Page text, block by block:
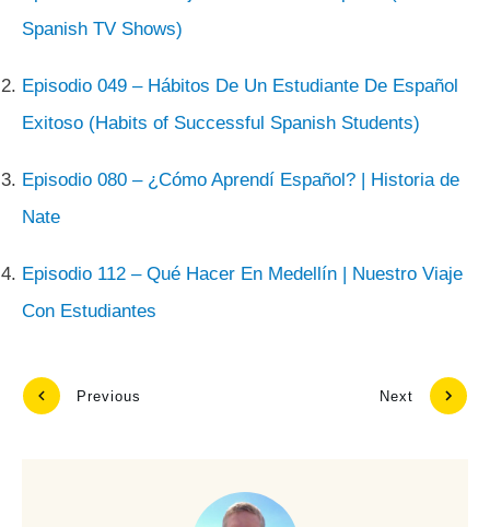
Spanish TV Shows)
Episodio 049 – Hábitos De Un Estudiante De Español
Exitoso (Habits of Successful Spanish Students)
Episodio 080 – ¿Cómo Aprendí Español? | Historia de
Nate
Episodio 112 – Qué Hacer En Medellín | Nuestro Viaje
Con Estudiantes
Previous Next